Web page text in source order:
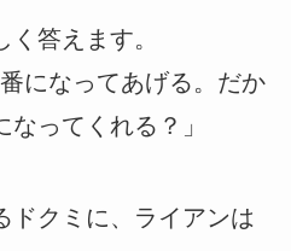
く答えます。
になってあげる。だか
ってくれる？」
ドクミに、ライアンは